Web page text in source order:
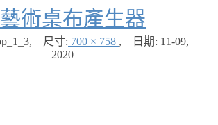
術桌布產生器
, 尺寸: 700 × 758 , 日期: 11-09,
2020